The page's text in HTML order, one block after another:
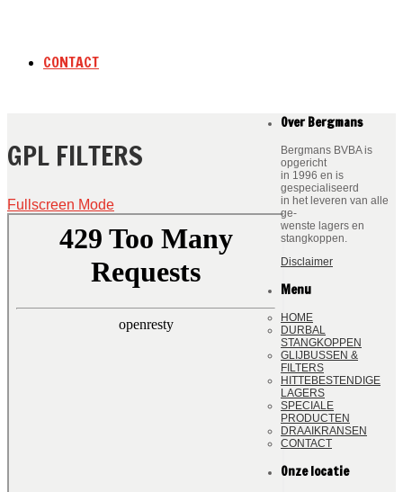
CONTACT
GPL FILTERS
Fullscreen Mode
Over Bergmans
Bergmans BVBA is
opgericht
in 1996 en is
gespecialiseerd
in het leveren van alle
ge-
wenste lagers en
stangkoppen.
Disclaimer
Menu
HOME
DURBAL
STANGKOPPEN
GLIJBUSSEN &
FILTERS
HITTEBESTENDIGE
LAGERS
SPECIALE
PRODUCTEN
DRAAIKRANSEN
CONTACT
Onze locatie